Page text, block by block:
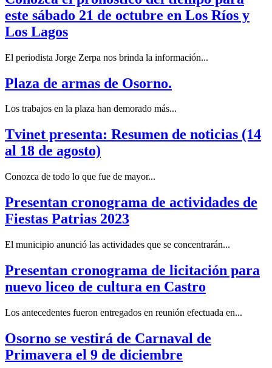
este sábado 21 de octubre en Los Ríos y
Los Lagos
El periodista Jorge Zerpa nos brinda la información...
Plaza de armas de Osorno.
Los trabajos en la plaza han demorado más...
Tvinet presenta: Resumen de noticias (14
al 18 de agosto)
Conozca de todo lo que fue de mayor...
Presentan cronograma de actividades de
Fiestas Patrias 2023
El municipio anunció las actividades que se concentrarán...
Presentan cronograma de licitación para
nuevo liceo de cultura en Castro
Los antecedentes fueron entregados en reunión efectuada en...
Osorno se vestirá de Carnaval de
Primavera el 9 de diciembre